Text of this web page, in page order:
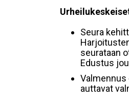
Seura
seurataan
Edustus
Valmennus
auttavat